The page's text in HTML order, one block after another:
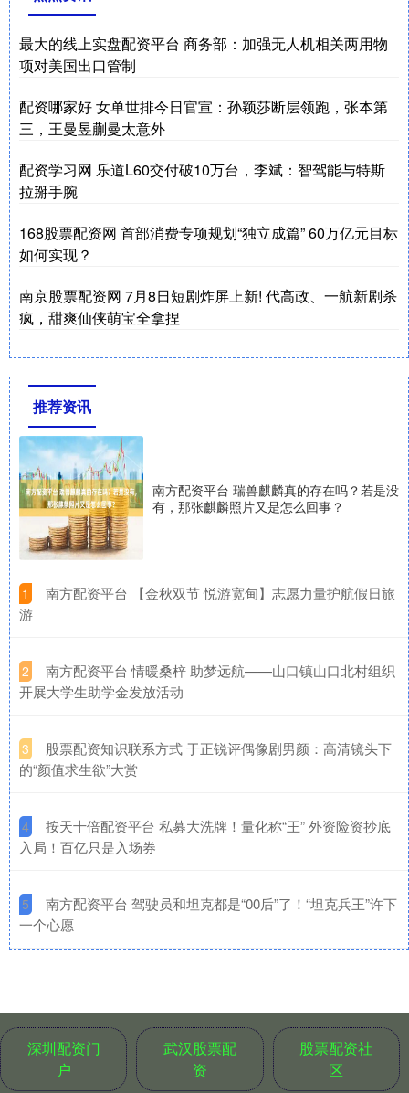
最大的线上实盘配资平台 商务部：加强无人机相关两用物
项对美国出口管制
配资哪家好 女单世排今日官宣：孙颖莎断层领跑，张本第
三，王曼昱蒯曼太意外
配资学习网 乐道L60交付破10万台，李斌：智驾能与特斯
拉掰手腕
168股票配资网 首部消费专项规划“独立成篇” 60万亿元目标
如何实现？
南京股票配资网 7月8日短剧炸屏上新! 代高政、一航新剧杀
疯，甜爽仙侠萌宝全拿捏
推荐资讯
南方配资平台 瑞兽麒麟真的存在吗？若是没
有，那张麒麟照片又是怎么回事？
1
​南方配资平台 【金秋双节 悦游宽甸】志愿力量护航假日旅
游
2
​南方配资平台 情暖桑梓 助梦远航——山口镇山口北村组织
开展大学生助学金发放活动
3
​股票配资知识联系方式 于正锐评偶像剧男颜：高清镜头下
的“颜值求生欲”大赏
4
​按天十倍配资平台 私募大洗牌！量化称“王” 外资险资抄底
入局！百亿只是入场券
5
​南方配资平台 驾驶员和坦克都是“00后”了！“坦克兵王”许下
一个心愿
深圳配资门
户
武汉股票配
资
股票配资社
区